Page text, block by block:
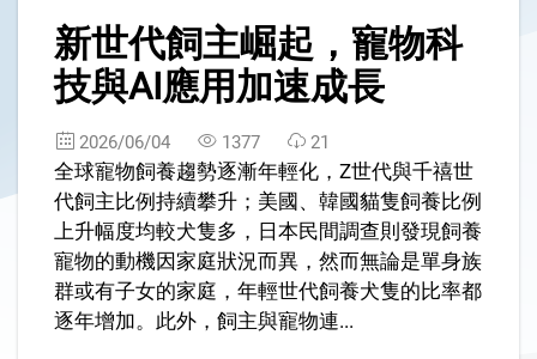
新世代飼主崛起，寵物科
技與AI應用加速成長
2026/06/04 1377 21
全球寵物飼養趨勢逐漸年輕化，Z世代與千禧世
代飼主比例持續攀升；美國、韓國貓隻飼養比例
上升幅度均較犬隻多，日本民間調查則發現飼養
寵物的動機因家庭狀況而異，然而無論是單身族
群或有子女的家庭，年輕世代飼養犬隻的比率都
逐年增加。此外，飼主與寵物連...